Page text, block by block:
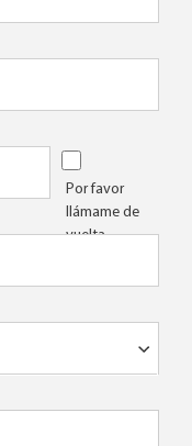
Por favor
llámame de
vuelta